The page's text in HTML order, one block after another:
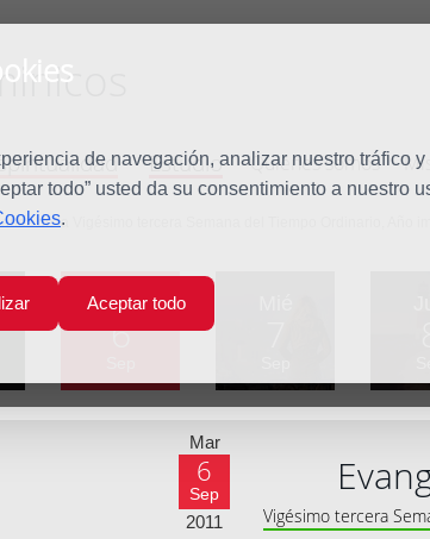
de navegación, analizar nuestro tráfico
todo” usted da su consentimiento a nuestro
.
Aceptar todo
Estudio Quiénes somos
de la Vigésimo tercera Semana del Tiempo Ordinario, Año
Mar
6
Mar
6
Sep
2011 Vigésimo tercera